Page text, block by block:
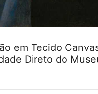
em Tecido
Direto do